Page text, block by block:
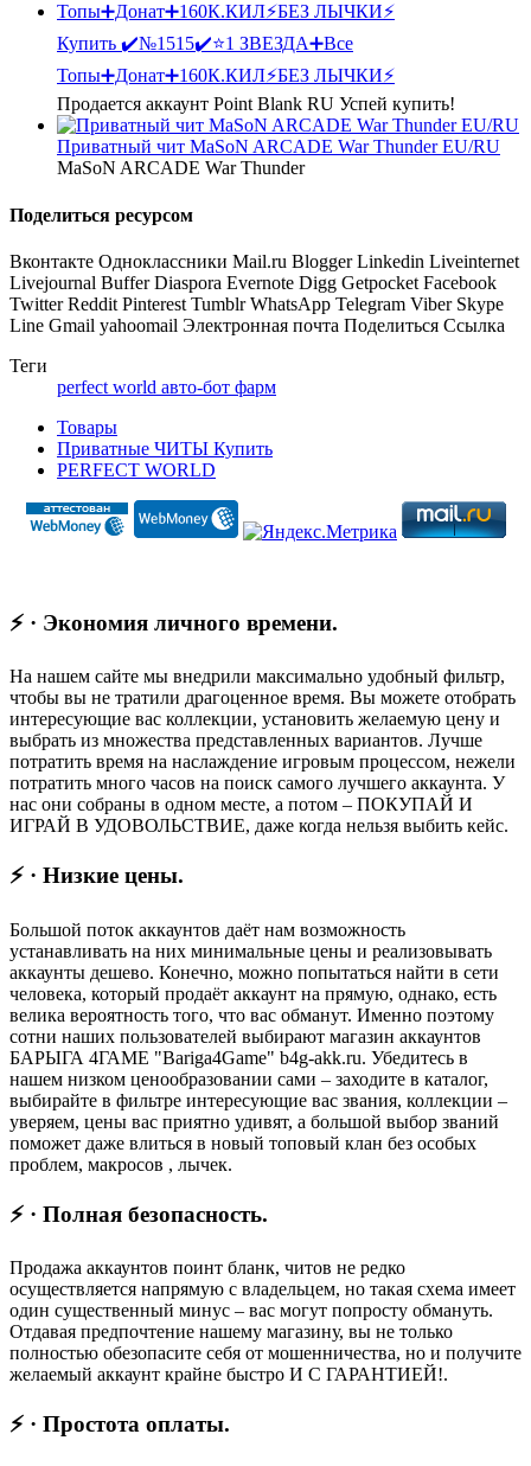
Купить ✔️№1515✔️⭐️1 ЗВЕЗДА➕Все
Топы➕Донат➕160К.КИЛ⚡БЕЗ ЛЫЧКИ⚡
Продается аккаунт Point Blank RU Успей купить!
Приватный чит MaSoN ARCADE War Thunder EU/RU
MaSoN ARCADE War Thunder
Поделиться ресурсом
Вконтакте Одноклассники Mail.ru Blogger Linkedin Liveinternet
Livejournal Buffer Diaspora Evernote Digg Getpocket Facebook
Twitter Reddit Pinterest Tumblr WhatsApp Telegram Viber Skype
Line Gmail yahoomail Электронная почта Поделиться Ссылка
Теги
perfect world авто-бот фарм
Товары
Приватные ЧИТЫ Купить
PERFECT WORLD
⚡ · Экономия личного времени.
На нашем сайте мы внедрили максимально удобный фильтр,
чтобы вы не тратили драгоценное время. Вы можете отобрать
интересующие вас коллекции, установить желаемую цену и
выбрать из множества представленных вариантов. Лучше
потратить время на наслаждение игровым процессом, нежели
потратить много часов на поиск самого лучшего аккаунта. У
нас они собраны в одном месте, а потом – ПОКУПАЙ И
ИГРАЙ В УДОВОЛЬСТВИЕ, даже когда нельзя выбить кейс.
⚡ · Низкие цены.
Большой поток аккаунтов даёт нам возможность
устанавливать на них минимальные цены и реализовывать
аккаунты дешево. Конечно, можно попытаться найти в сети
человека, который продаёт аккаунт на прямую, однако, есть
велика вероятность того, что вас обманут. Именно поэтому
сотни наших пользователей выбирают магазин аккаунтов
БАРЫГА 4ГАМЕ "Bariga4Game" b4g-akk.ru. Убедитесь в
нашем низком ценообразовании сами – заходите в каталог,
выбирайте в фильтре интересующие вас звания, коллекции –
уверяем, цены вас приятно удивят, а большой выбор званий
поможет даже влиться в новый топовый клан без особых
проблем, макросов , лычек.
⚡ · Полная безопасность.
Продажа аккаунтов поинт бланк, читов не редко
осуществляется напрямую с владельцем, но такая схема имеет
один существенный минус – вас могут попросту обмануть.
Отдавая предпочтение нашему магазину, вы не только
полностью обезопасите себя от мошенничества, но и получите
желаемый аккаунт крайне быстро И С ГАРАНТИЕЙ!.
⚡ · Простота оплаты.